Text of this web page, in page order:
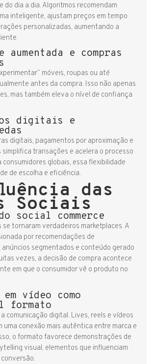
dia a dia. Algoritmos recomendam
inteligente, ajustam preços em tempo
personalizadas, aumentando a
aumentada e compras
móveis, roupas ou até
antes da compra. Isso não apenas
mas também eleva o nível de confiança
digitais e
digitais, pagamentos por aproximação e
transações e acelera o processo
consumidores globais, essa flexibilidade
de escolha e eficiência.
das
Sociais
social commerce
se tornaram verdadeiros marketplaces. A
por recomendações de
segmentados e conteúdo gerado
vezes, a decisão de compra acontece
em que o consumidor vê o produto no
em vídeo como
formato
comunicação digital. Lives, reels e vídeos
uma conexão mais autêntica entre marca e
o formato favorece demonstrações de
visual, elementos que influenciam